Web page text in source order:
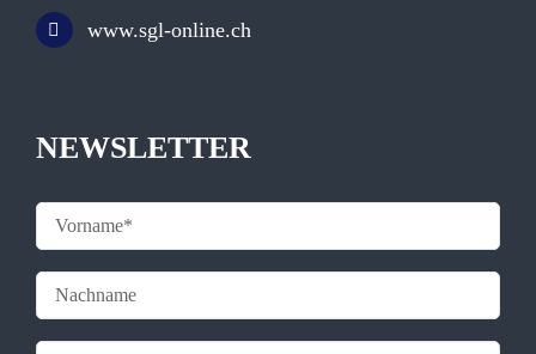
www.sgl-online.ch
NEWSLETTER